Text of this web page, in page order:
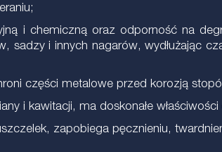
i chemiczną oraz odporność na
sadzy i innych nagarów, wydłużając
części metalowe przed korozją
i kawitacji, ma doskonałe
zapobiega pęcznieniu,